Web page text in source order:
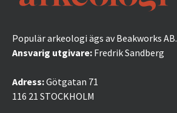
Populär arkeologi ägs av Beakworks AB.
Ansvarig utgivare: Fredrik Sandberg
Adress:Götgatan 71
116 21 STOCKHOLM